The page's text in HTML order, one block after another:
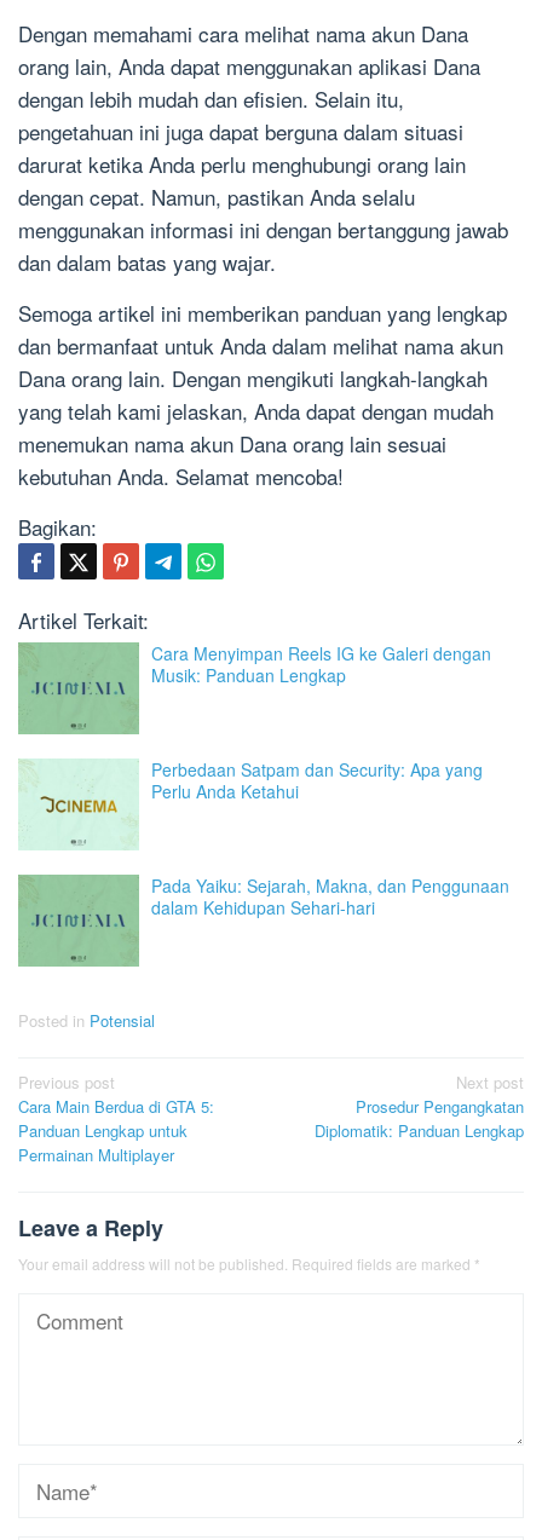
Dengan memahami cara melihat nama akun Dana
orang lain, Anda dapat menggunakan aplikasi Dana
dengan lebih mudah dan efisien. Selain itu,
pengetahuan ini juga dapat berguna dalam situasi
darurat ketika Anda perlu menghubungi orang lain
dengan cepat. Namun, pastikan Anda selalu
menggunakan informasi ini dengan bertanggung jawab
dan dalam batas yang wajar.
Semoga artikel ini memberikan panduan yang lengkap
dan bermanfaat untuk Anda dalam melihat nama akun
Dana orang lain. Dengan mengikuti langkah-langkah
yang telah kami jelaskan, Anda dapat dengan mudah
menemukan nama akun Dana orang lain sesuai
kebutuhan Anda. Selamat mencoba!
Bagikan:
Artikel Terkait:
Cara Menyimpan Reels IG ke Galeri dengan
Musik: Panduan Lengkap
Perbedaan Satpam dan Security: Apa yang
Perlu Anda Ketahui
Pada Yaiku: Sejarah, Makna, dan Penggunaan
dalam Kehidupan Sehari-hari
Posted in Potensial
Post
navigation
Previous post
Cara Main Berdua di GTA 5:
Panduan Lengkap untuk
Permainan Multiplayer
Next post
Prosedur Pengangkatan
Diplomatik: Panduan Lengkap
Leave a Reply
Your email address will not be published. Required fields are marked *